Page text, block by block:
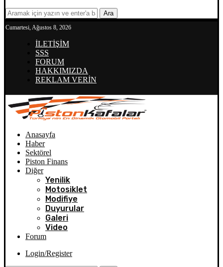
Ara
Cumartesi, Ağustos 8, 2026
İLETİŞİM
SSS
FORUM
HAKKIMIZDA
REKLAM VERİN
Anasayfa
Haber
Sektörel
Piston Finans
Diğer
Yenilik
Motosiklet
Modifiye
Duyurular
Galeri
Video
Forum
Login/Register